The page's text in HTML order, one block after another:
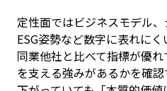
定性面ではビジネスモデル、
ESG姿勢など数字に表れにく
同業他社と比べて指標が優
を支える強みがあるかを確